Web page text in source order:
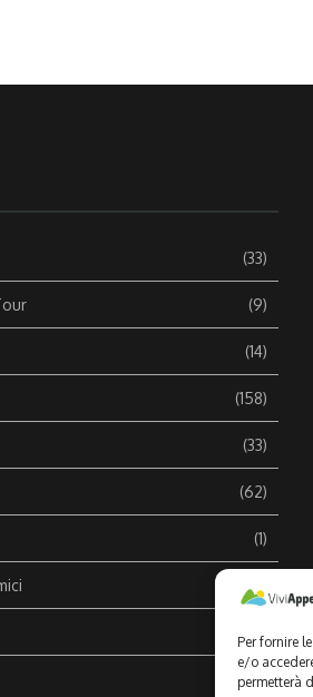
Per fornire
e/o
permetterà
(33)
(9)
(14)
(158)
(33)
(62)
(1)
(44)
(1)
(1)